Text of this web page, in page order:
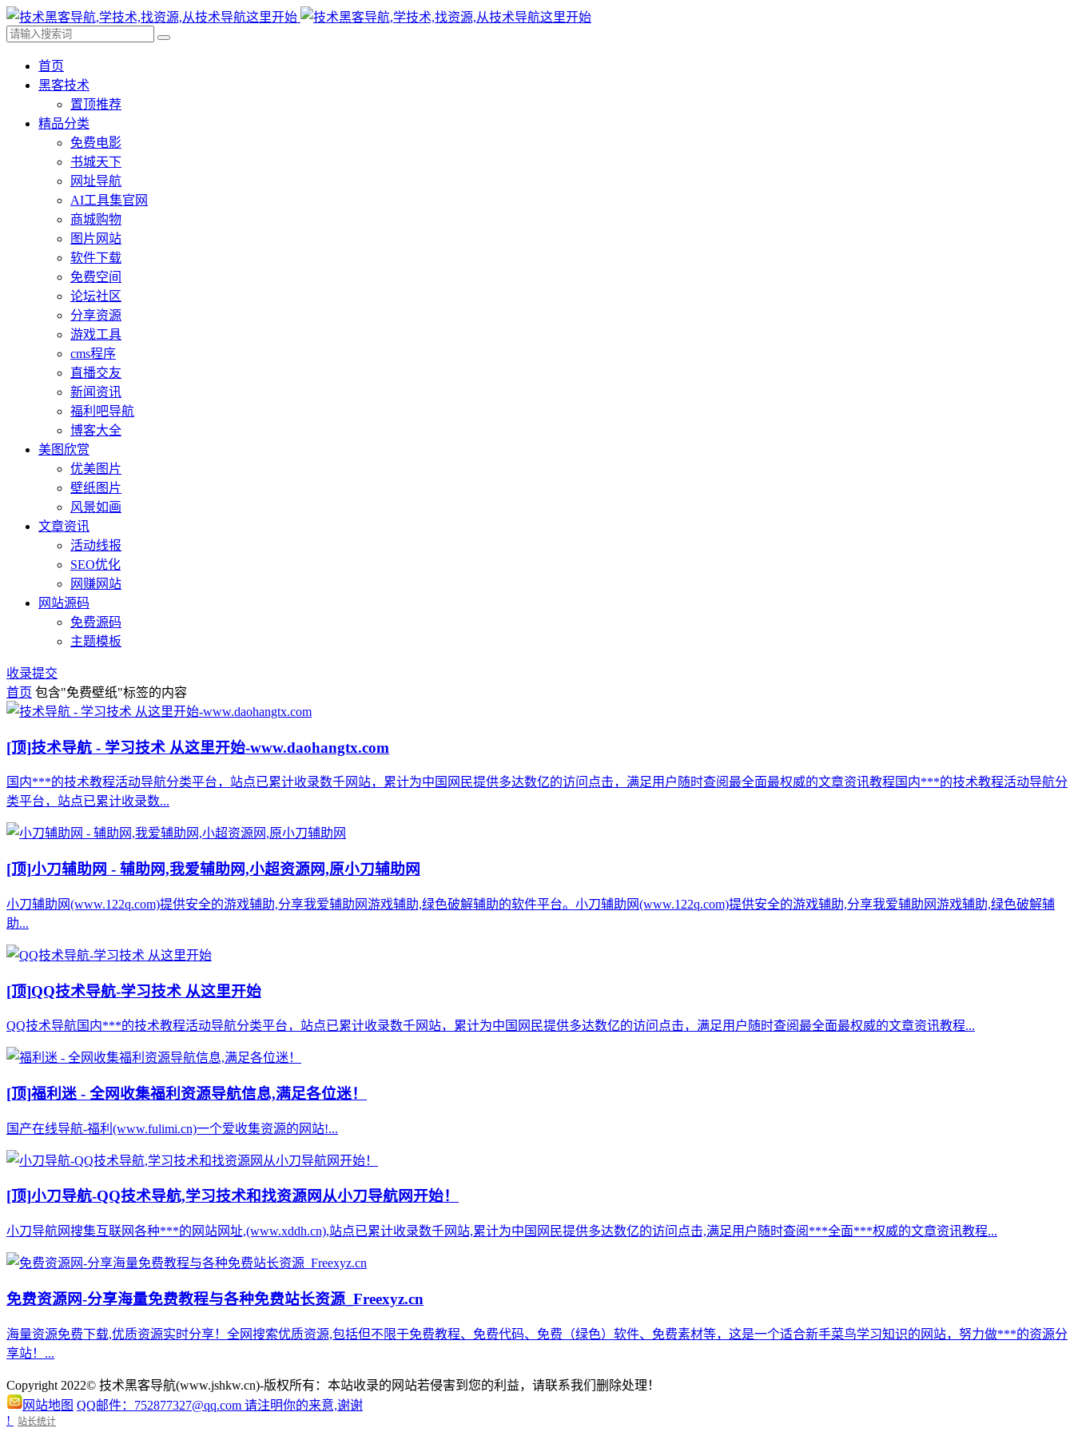
首页
黑客技术
置顶推荐
精品分类
免费电影
书城天下
网址导航
AI工具集官网
商城购物
图片网站
软件下载
免费空间
论坛社区
分享资源
游戏工具
cms程序
直播交友
新闻资讯
福利吧导航
博客大全
美图欣赏
优美图片
壁纸图片
风景如画
文章资讯
活动线报
SEO优化
网赚网站
网站源码
免费源码
主题模板
收录提交
首页 包含"免费壁纸"标签的内容
[顶]技术导航 - 学习技术 从这里开始-www.daohangtx.com
国内***的技术教程活动导航分类平台，站点已累计收录数千网站，累计为中国网民提供多达数亿的访问点击，满足用户随时查阅最全面最权威的文章资讯教程国内***的技术教程活动导航分
类平台，站点已累计收录数...
[顶]小刀辅助网 - 辅助网,我爱辅助网,小超资源网,原小刀辅助网
小刀辅助网(www.122q.com)提供安全的游戏辅助,分享我爱辅助网游戏辅助,绿色破解辅助的软件平台。小刀辅助网(www.122q.com)提供安全的游戏辅助,分享我爱辅助网游戏辅助,绿色破解辅
助...
[顶]QQ技术导航-学习技术 从这里开始
QQ技术导航国内***的技术教程活动导航分类平台，站点已累计收录数千网站，累计为中国网民提供多达数亿的访问点击，满足用户随时查阅最全面最权威的文章资讯教程...
[顶]福利迷 - 全网收集福利资源导航信息,满足各位迷！
国产在线导航-福利(www.fulimi.cn)一个爱收集资源的网站!...
[顶]小刀导航-QQ技术导航,学习技术和找资源网从小刀导航网开始！
小刀导航网搜集互联网各种***的网站网址,(www.xddh.cn),站点已累计收录数千网站,累计为中国网民提供多达数亿的访问点击,满足用户随时查阅***全面***权威的文章资讯教程...
免费资源网-分享海量免费教程与各种免费站长资源_Freexyz.cn
海量资源免费下载,优质资源实时分享！全网搜索优质资源,包括但不限于免费教程、免费代码、免费（绿色）软件、免费素材等，这是一个适合新手菜鸟学习知识的网站，努力做***的资源分
享站！...
Copyright 2022© 技术黑客导航(www.jshkw.cn)-版权所有：本站收录的网站若侵害到您的利益，请联系我们删除处理！
网站地图 QQ邮件：752877327@qq.com 请注明你的来意,谢谢
!
站长统计